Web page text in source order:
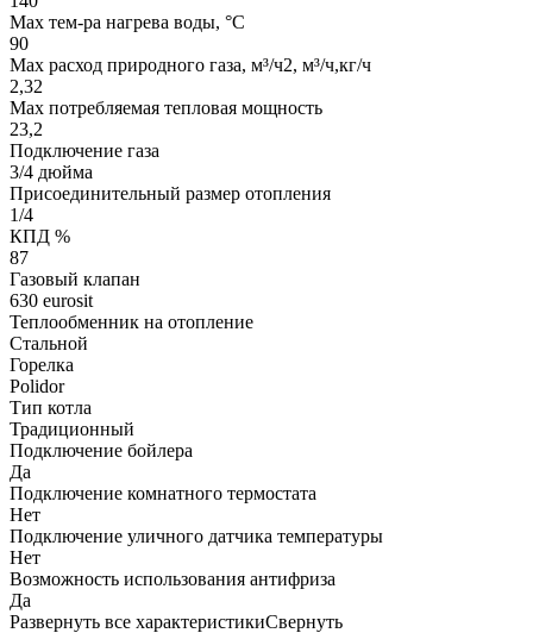
Мах тем-ра нагрева воды, °С
90
Max расход природного газа, м³/ч2, м³/ч,кг/ч
2,32
Мах потребляемая тепловая мощность
23,2
Подключение газа
3/4 дюйма
Присоединительный размер отопления
1/4
КПД %
87
Газовый клапан
630 eurosit
Теплообменник на отопление
Стальной
Горелка
Polidor
Тип котла
Традиционный
Подключение бойлера
Да
Подключение комнатного термостата
Нет
Подключение уличного датчика температуры
Нет
Возможность использования антифриза
Да
Развернуть все характеристикиСвернуть